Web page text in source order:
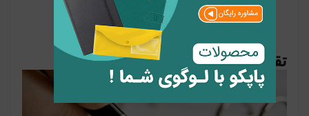
تقویمتان را چک کنید